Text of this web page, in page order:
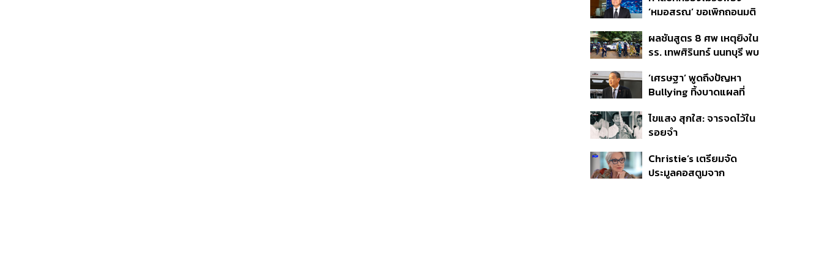
‘หมอสรณ’ ขอเพิกถอนมติ
เดือดร้อนเสียหาย
ผลชันสูตร 8 ศพ เหตุยิงใน
รร. เทพศิรินทร์ นนทบุรี พบ
‘ศีรษะ-หน้าอก’ ครูถูกยิง 4
นัด จากระยะไกล
‘เศรษฐา’ พูดถึงปัญหา
Bullying ทิ้งบาดแผลที่
รับฟัง-ช่วยเด็กให้เร็ว
ไขแสง สุกใส: จารจดไว้ใน
รอยจำ
Christie’s เตรียมจัด
ประมูลคอสตูมจาก